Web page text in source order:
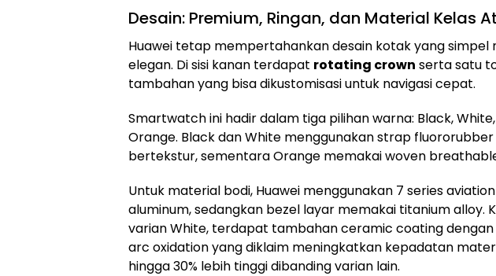
Desain: Premium, Ringan, dan Material Kelas
Huawei tetap mempertahankan desain kotak yang simpel
elegan. Di sisi kanan terdapat rotating crown serta satu
tambahan yang bisa dikustomisasi untuk navigasi cepat.
Smartwatch ini hadir dalam tiga pilihan warna: Black,
Orange. Black dan White menggunakan strap fluororubber
bertekstur, sementara Orange memakai woven
Untuk material bodi, Huawei menggunakan 7 series
aluminum, sedangkan bezel layar memakai titanium alloy.
varian White, terdapat tambahan ceramic coating
arc oxidation yang diklaim meningkatkan kepadatan
hingga 30% lebih tinggi dibanding varian lain.